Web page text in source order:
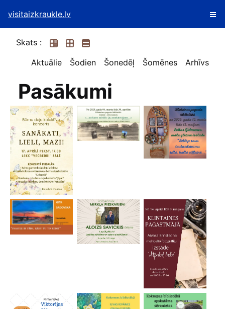
visitaizkraukle.lv
Skats :
Aktuālie
Šodien Šonedēļ Šomēnes Arhīvs
Pasākumi